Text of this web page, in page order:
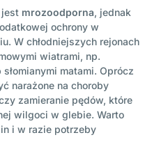
mrozoodporna, jednak
ochrony w
W chłodniejszych rejonach
wiatrami, np.
matami. Oprócz
narażone na choroby
zamieranie pędów, które
wilgoci w glebie. Warto
i w razie potrzeby